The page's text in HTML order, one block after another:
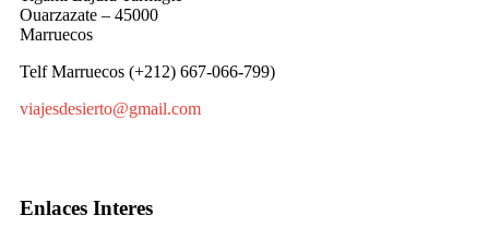
Ouarzazate – 45000
Marruecos
Telf Marruecos (+212) 667-066-799)
viajesdesierto@gmail.com
Enlaces Interes